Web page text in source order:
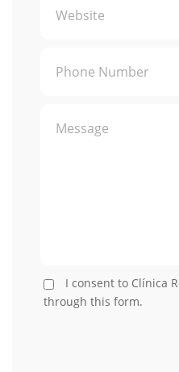
I consent to Clínica
through this form.